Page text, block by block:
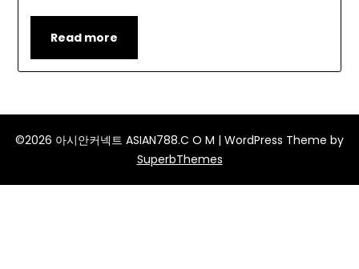
Read more
©2026 아시안커넥트 ASIAN788.C O M | WordPress Theme by
SuperbThemes